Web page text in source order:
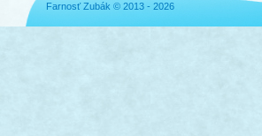
Farnosť Zubák © 2013 - 2026